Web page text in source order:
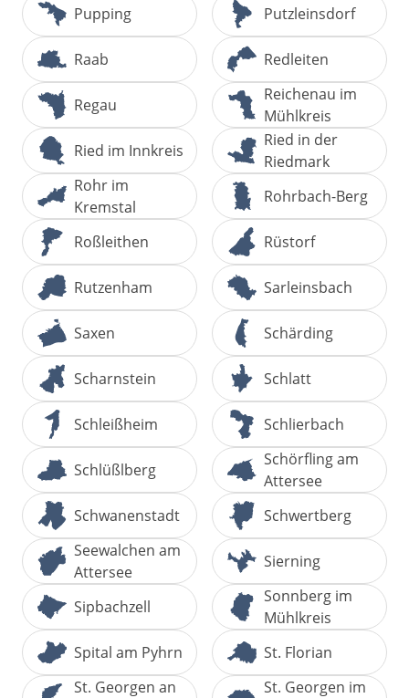
Pupping Putzleinsdorf
Raab Redleiten
Regau
Reichenau im
Mühlkreis
Ried im Innkreis
Ried in der
Riedmark
Rohr im
Kremstal
Rohrbach-Berg
Roßleithen Rüstorf
Rutzenham Sarleinsbach
Saxen Schärding
Scharnstein Schlatt
Schleißheim Schlierbach
Schlüßlberg
Schörfling am
Attersee
Schwanenstadt
Schwertberg
Seewalchen am
Attersee
Sierning
Sipbachzell
Sonnberg im
Mühlkreis
Spital am Pyhrn
St. Florian
St. Georgen an
St. Georgen im